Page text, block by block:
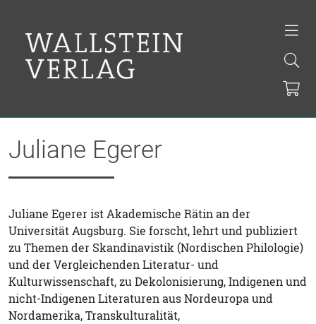
Juliane Egerer
Juliane Egerer ist Akademische Rätin an der
Universität Augsburg. Sie forscht, lehrt und publiziert
zu Themen der Skandinavistik (Nordischen Philologie)
und der Vergleichenden Literatur- und
Kulturwissenschaft, zu Dekolonisierung, Indigenen und
nicht-Indigenen Literaturen aus Nordeuropa und
Nordamerika, Transkulturalität,